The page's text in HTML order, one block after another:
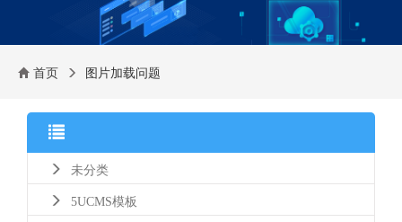
首页 图片加载问题
未分类
5UCMS模板